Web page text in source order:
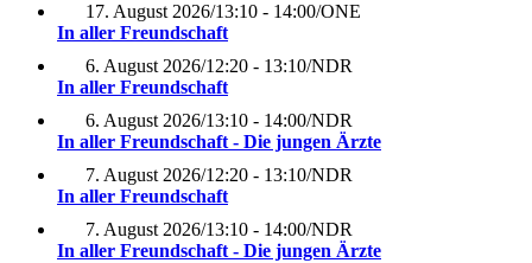
17. August 2026/13:10 - 14:00/ONE
In aller Freundschaft
6. August 2026/12:20 - 13:10/NDR
In aller Freundschaft
6. August 2026/13:10 - 14:00/NDR
In aller Freundschaft - Die jungen Ärzte
7. August 2026/12:20 - 13:10/NDR
In aller Freundschaft
7. August 2026/13:10 - 14:00/NDR
In aller Freundschaft - Die jungen Ärzte